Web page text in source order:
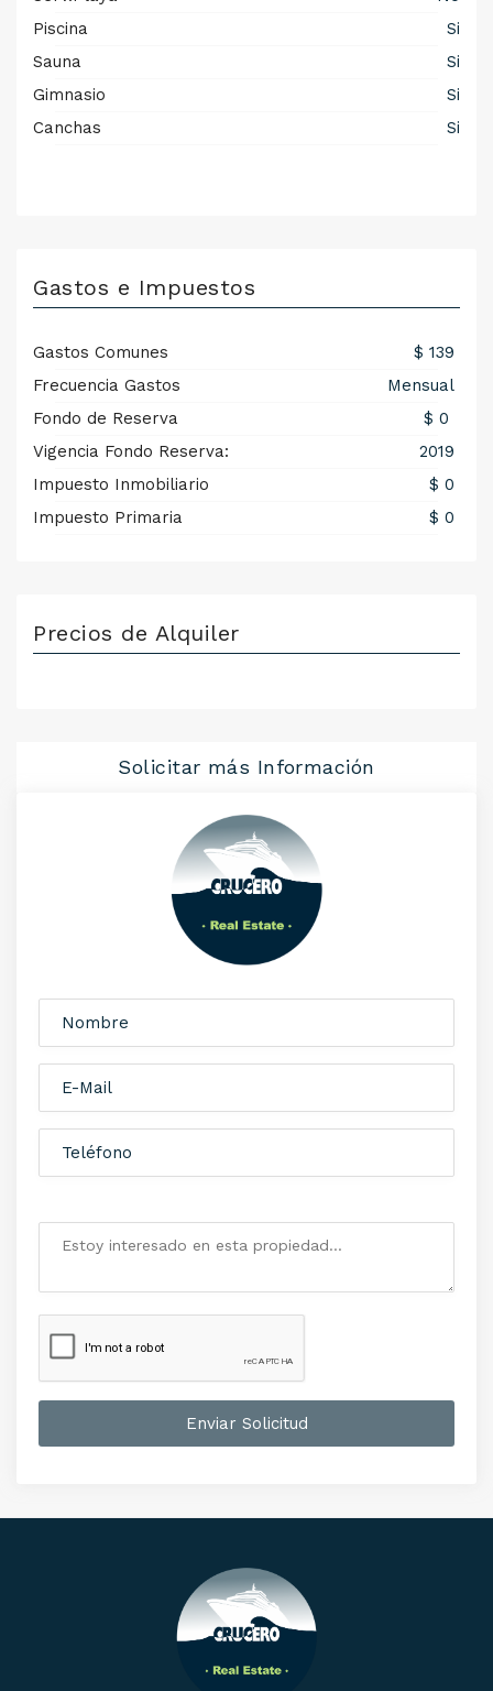
Piscina
Si
Sauna
Si
Gimnasio
Si
Canchas
Si
Gastos e Impuestos
Gastos Comunes
$ 139
Frecuencia Gastos
Mensual
Fondo de Reserva
Vigencia Fondo Reserva:
2019
Impuesto Inmobiliario
$ 0
Impuesto Primaria
$ 0
Precios de Alquiler
Solicitar más Información
Enviar Solicitud